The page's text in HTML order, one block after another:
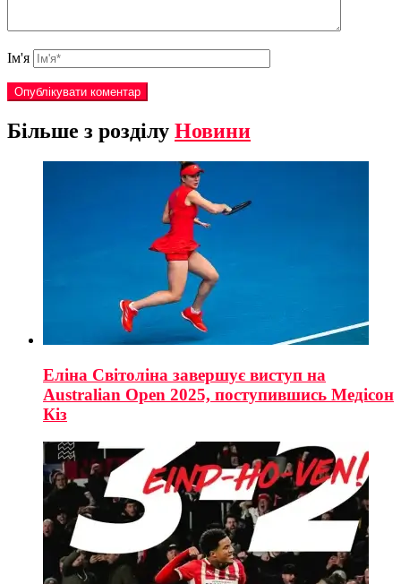
Ім'я
Більше з розділу Новини
Еліна Світоліна завершує виступ на
Australian Open 2025, поступившись Медісон
Кіз